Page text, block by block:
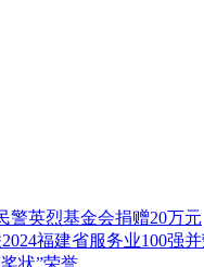
英烈基金会捐赠20万元
福建省服务业100强